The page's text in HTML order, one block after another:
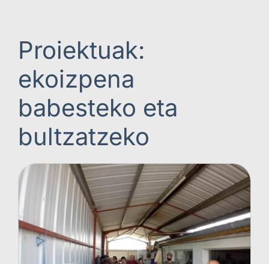
Proiektuak:
ekoizpena
babesteko eta
bultzatzeko